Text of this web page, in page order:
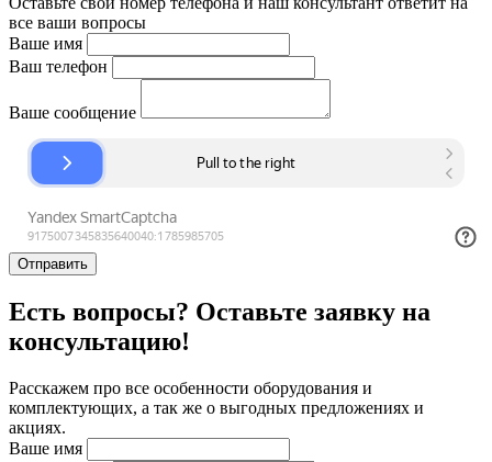
все ваши вопросы
Ваше имя
Ваш телефон
Ваше сообщение
Отправить
Есть вопросы? Оставьте заявку на
консультацию!
Расскажем про все особенности оборудования и
комплектующих, а так же о выгодных предложениях и
акциях.
Ваше имя